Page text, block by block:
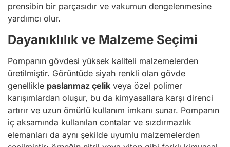
prensibin bir parçasıdır ve vakumun dengelenmesine
yardımcı olur.
Dayanıklılık ve Malzeme Seçimi
Pompanın gövdesi yüksek kaliteli malzemelerden
üretilmiştir. Görüntüde siyah renkli olan gövde
genellikle paslanmaz çelik veya özel polimer
karışımlardan oluşur, bu da kimyasallara karşı direnci
artırır ve uzun ömürlü kullanım imkanı sunar. Pompanın
iç aksamında kullanılan contalar ve sızdırmazlık
elemanları da aynı şekilde uyumlu malzemelerden